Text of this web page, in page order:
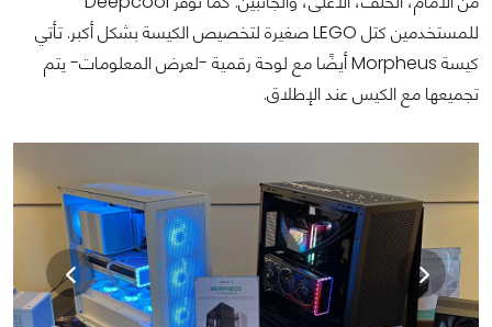
للمستخدمين كتل LEGO صغيرة لتخصيص الكيسة بشكل أكبر. تأتي
كيسة Morpheus أيضًا مع لوحة رقمية -لعرض المعلومات- يتم
تجميعها مع الكيس عند الإطلاق.